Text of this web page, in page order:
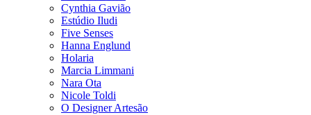
Cynthia Gavião
Estúdio Iludi
Five Senses
Hanna Englund
Holaria
Marcia Limmani
Nara Ota
Nicole Toldi
O Designer Artesão